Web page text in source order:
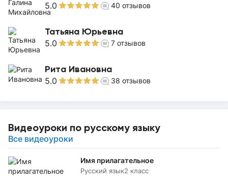
5.0 40 отзывов
Татьяна Юрьевна
5.0 7 отзывов
Рита Ивановна
5.0 38 отзывов
Видеоуроки по русскому языку
Все видеоуроки
Имя прилагательное
Русский язык2 класс